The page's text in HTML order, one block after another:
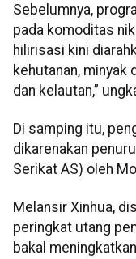
Sebelumnya,
pada komoditas
hilirisasi kini
kehutanan, minyak
dan kelautan,”
Di samping itu,
dikarenakan
Serikat AS) oleh
Melansir Xinhua,
peringkat utang
bakal